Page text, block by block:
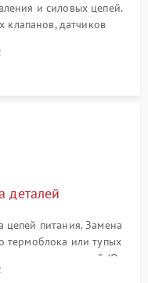
и силовых цепей.
клапанов, датчиков
степени износа
колец гидросистемы
деталей
цепей питания. Замена
термоблока или тупых
уплотнителей (O-
устранения